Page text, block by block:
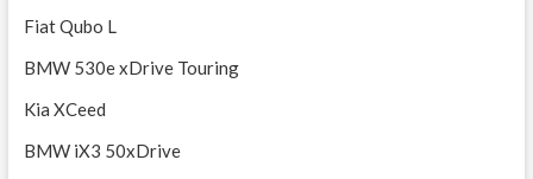
Fiat Qubo L
BMW 530e xDrive Touring
Kia XCeed
BMW iX3 50xDrive